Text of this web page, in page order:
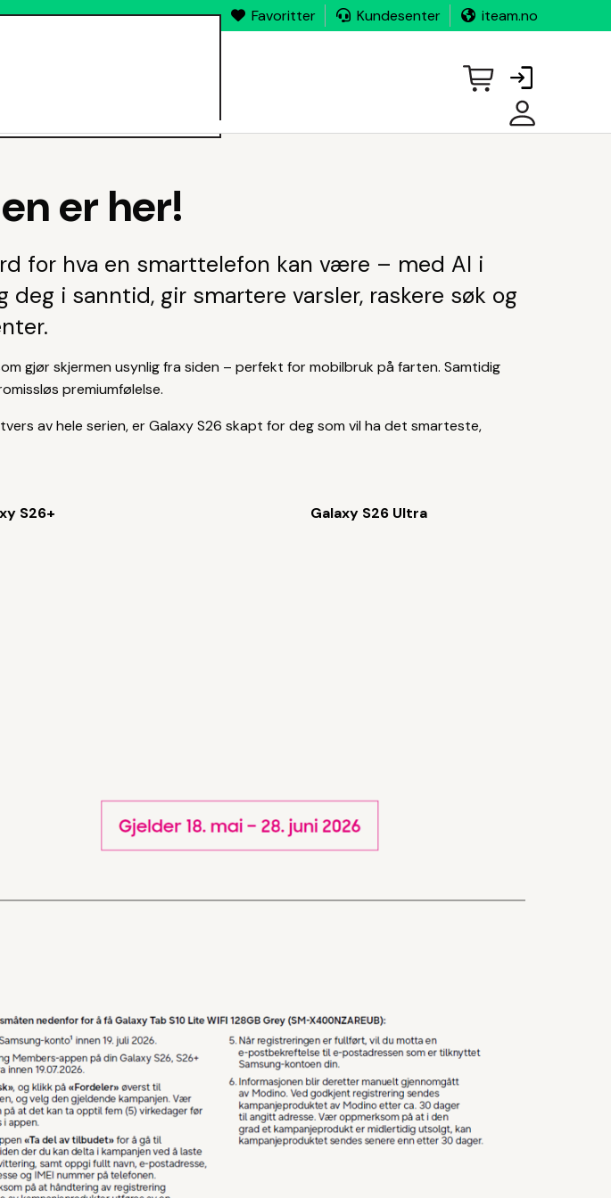
Favoritter Kundesenter iteam.no
MINE
er her!
for hva en smarttelefon kan være – med AI i
i sanntid, gir smartere varsler, raskere søk og
gjør skjermen usynlig fra siden – perfekt for mobilbruk på farten. Samtidig
premiumfølelse.
av hele serien, er Galaxy S26 skapt for deg som vil ha det smarteste,
S26+ Galaxy S26 Ultra